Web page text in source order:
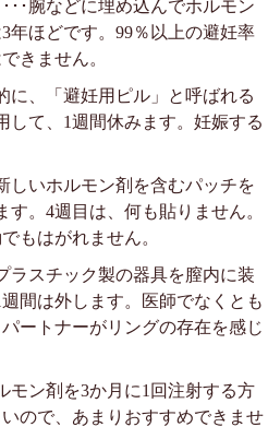
･･腕などに埋め込んでホルモン
年ほどです。99％以上の避妊率
きません。
に、「避妊用ピル」と呼ばれる
して、1週間休みます。妊娠する
しいホルモン剤を含むパッチを
す。4週目は、何も貼りません。
もはがれません。
ラスチック製の器具を膣内に装
間は外します。医師でなくとも
ートナーがリングの存在を感じ
モン剤を3か月に1回注射する方
ので、あまりおすすめできませ